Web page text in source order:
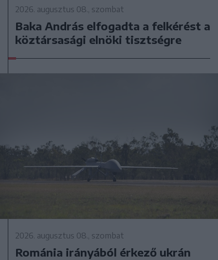
2026. augusztus 08., szombat
Baka András elfogadta a felkérést a
köztársasági elnöki tisztségre
2026. augusztus 08., szombat
Románia irányából érkező ukrán